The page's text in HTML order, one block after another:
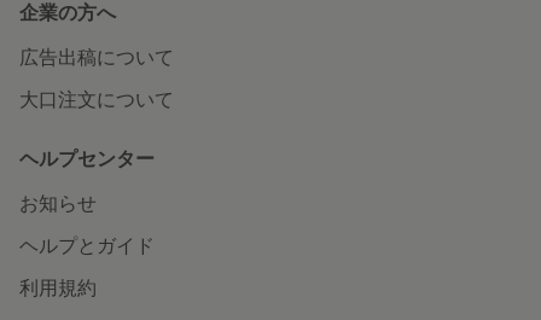
企業の方へ
広告出稿について
大口注文について
ヘルプセンター
お知らせ
ヘルプとガイド
利用規約